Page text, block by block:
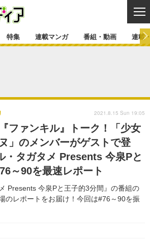
マンガ
イベント
コスプレ
カバー
ラジオ
せ
特集 連載マンガ 番組・動画 連載
ファンキル』トーク！「少女
」のメンバーがゲストで登
・タガタメ Presents 今泉Pと
～90を最速レポート
Presents 今泉Pと王子的3分間』の番組の
のレポートをお届け！今回は#76～90を振
2021.8.15 Sun 19:05